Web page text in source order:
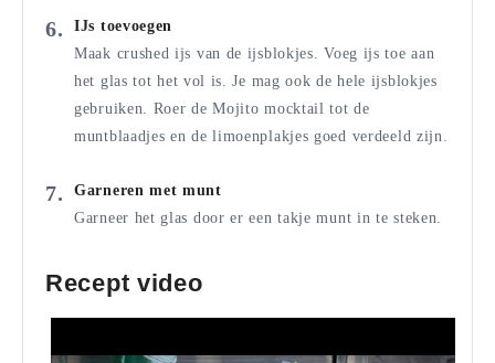
IJs toevoegen
Maak crushed ijs van de ijsblokjes. Voeg ijs toe aan
het glas tot het vol is. Je mag ook de hele ijsblokjes
gebruiken. Roer de Mojito mocktail tot de
muntblaadjes en de limoenplakjes goed verdeeld zijn.
Garneren met munt
Garneer het glas door er een takje munt in te steken.
Recept video